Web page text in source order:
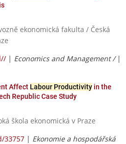
ekonomická fakulta / Česká
| Economics and Management / |
Affect Labour Productivity in the
Republic Case Study
škola ekonomická v Praze
33757 | Ekonomie a hospodářská